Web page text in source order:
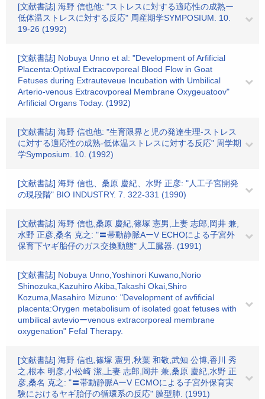
[文献書誌] 海野 信也他: "ストレスに対する適応性の成熟ー
低体温ストレスに対する反応" 周産期学SYMPOSIUM. 10.
19-26 (1992)
[文献書誌] Nobuya Unno et al: "Development of Arfificial
Placenta:Optiwal Extracovporeal Blood Flow in Goat
Fetuses during Extrauteveue Incubation with Umbilical
Arterio-venous Extracovporeal Membrane Oxygeuatoov"
Arfificial Organs Today. (1992)
[文献書誌] 海野 信也他: "生育限界と児の発達生理-ストレス
に対する適応性の成熟-低体温ストレスに対する反応" 周学期
学Symposium. 10. (1992)
[文献書誌] 海野 信也、桑原 慶紀、水野 正彦: "人工子宮開発
の現段階" BIO INDUSTRY. 7. 322-331 (1990)
[文献書誌] 海野 信也,桑原 慶紀,篠塚 憲男,上妻 志郎,岡井 兼,
水野 正彦,桑名 克之: "〓帯動静脈AーV ECHOによる子宮外
保育下ヤギ胎仔のガス交換動態" 人工臓器. (1991)
[文献書誌] Nobuya Unno,Yoshinori Kuwano,Norio
Shinozuka,Kazuhiro Akiba,Takashi Okai,Shiro
Kozuma,Masahiro Mizuno: "Development of avfificial
placenta:Orygen metabolisum of isolated goat fetuses with
umbilical avtevioーvenous extracorporeal membrane
oxygenation" Fefal Therapy.
[文献書誌] 海野 信也,篠塚 憲男,秋葉 和敬,武知 公博,香川 秀
之,根本 明彦,小松崎 潔,上妻 志郎,岡井 兼,桑原 慶紀,水野 正
彦,桑名 克之: "〓帯動静脈AーV ECMOによる子宮外保育実
験におけるヤギ胎仔の循環系の反応" 膜型肺. (1991)